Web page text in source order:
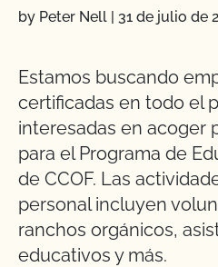
by Peter Nell | 31 de julio de
Estamos buscando
certificadas en todo el
interesadas en acoger
para el Programa de
de CCOF. Las
personal incluyen
ranchos orgánicos,
educativos y más.